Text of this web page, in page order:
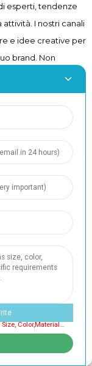
esperti, tendenze
attività. I ​​nostri canali
e idee creative per
brand. Non
e creeremo
Secca
* Enter Product Details Such As Size, Color,materials Etc. And Other Specific Requirements To Receive An Accurate Quote. Cannot Be Empty
files help us to
navigation, keep our
clicking "Accept",
these purposes.
more information,